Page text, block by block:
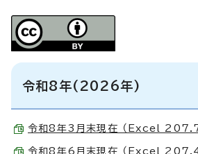
令和8年(2026年)
令和8年3月末現在 （Excel
令和8年6月末現在 （Excel